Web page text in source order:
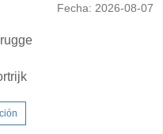
Fecha: 2026-08-07